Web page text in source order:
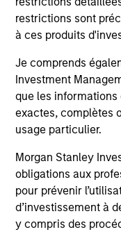
restrictions sont
à ces produits
Je comprends
Investment
que les
exactes, complètes
usage particulier.
Morgan Stanley
obligations aux
pour prévenir
d’investissement à
y compris des
Stewardship
Our Emerging
company
13-NOV-2025